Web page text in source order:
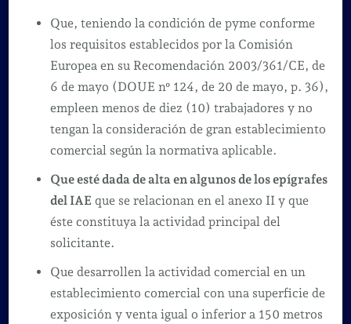
Que, teniendo la condición de pyme conforme
los requisitos establecidos por la Comisión
Europea en su Recomendación 2003/361/CE, de
6 de mayo (DOUE nº 124, de 20 de mayo, p. 36),
empleen menos de diez (10) trabajadores y no
tengan la consideración de gran establecimiento
comercial según la normativa aplicable.
Que esté dada de alta en algunos de los epígrafes
del IAE que se relacionan en el anexo II y que
éste constituya la actividad principal del
solicitante.
Que desarrollen la actividad comercial en un
establecimiento comercial con una superficie de
exposición y venta igual o inferior a 150 metros